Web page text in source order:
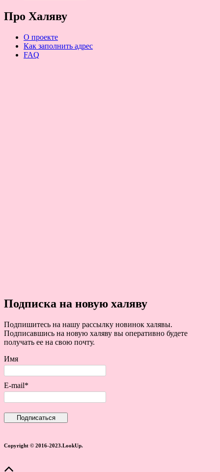
Про Халяву
О проекте
Как заполнить адрес
FAQ
Подписка на новую халяву
Подпишитесь на нашу рассылку новинок халявы.
Подписавшись на новую халяву вы оперативно будете
получать ее на свою почту.
Имя
E-mail*
Copyright © 2016-2023.LookUp.